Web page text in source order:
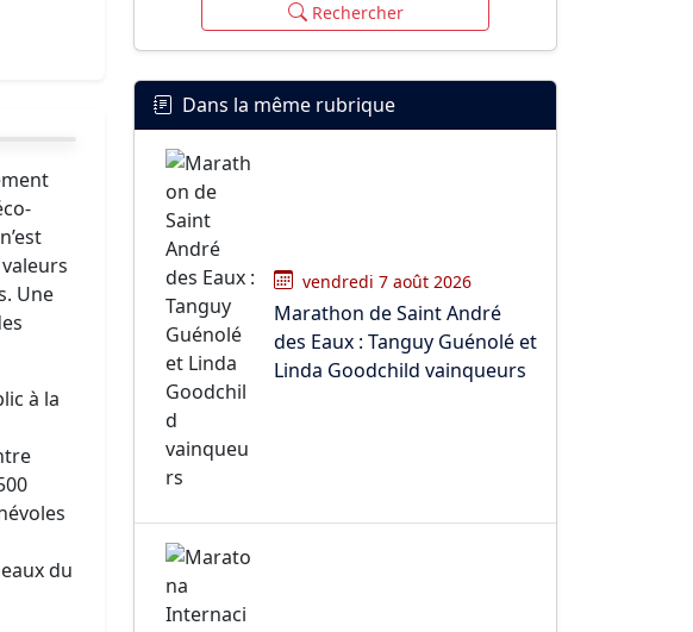
Une
à la
du
Rechercher
Dans la même rubrique
vendredi 7 août 2026
Marathon de Saint André
des Eaux : Tanguy Guénolé et
Linda Goodchild vainqueurs